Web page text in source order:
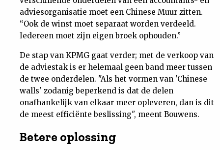
adviesorganisatie moet een Chinese Muur zitten.
“Ook de winst moet separaat worden verdeeld.
Iedereen moet zijn eigen broek ophouden.”
De stap van KPMG gaat verder; met de verkoop van
de adviestak is er helemaal geen band meer tussen
de twee onderdelen. "Als het vormen van 'Chinese
walls' zodanig beperkend is dat de delen
onafhankelijk van elkaar meer opleveren, dan is dit
de meest efficiënte beslissing", meent Bouwens.
Betere oplossing